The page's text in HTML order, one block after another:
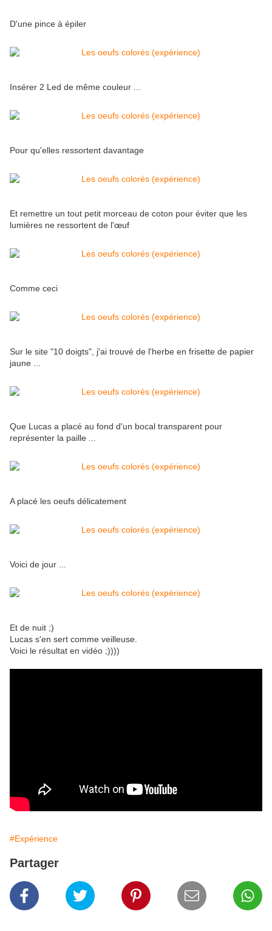
D'une pince à épiler
Insérer 2 Led de même couleur ...
Pour qu'elles ressortent davantage
Et remettre un tout petit morceau de coton pour éviter que les
lumières ne ressortent de l'œuf
Comme ceci
Sur le site "10 doigts", j'ai trouvé de l'herbe en frisette de papier
jaune ...
Que Lucas a placé au fond d'un bocal transparent pour
représenter la paille ...
A placé les oeufs délicatement
Voici de jour ...
Et de nuit ;)
Lucas s'en sert comme veilleuse.
Voici le résultat en vidéo ;))))
#Expérience
Partager